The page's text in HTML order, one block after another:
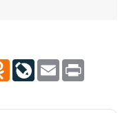
Odnoklassniki
LiveJournal
Email Print